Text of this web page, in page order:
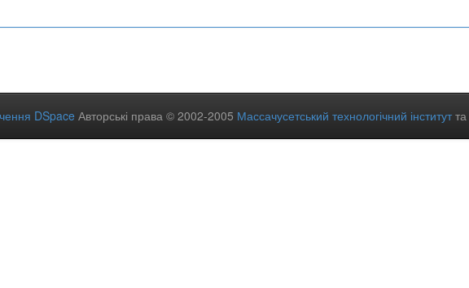
DSpace Авторські права © 2002-2005 Массачусетський технологічний інститутта